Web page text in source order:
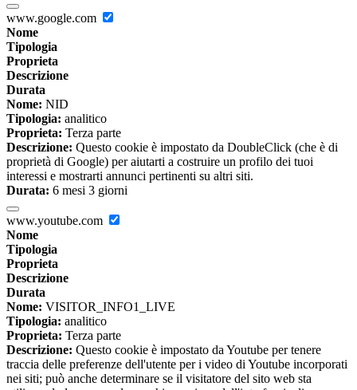
www.google.com
Nome
Tipologia
Proprieta
Descrizione
Durata
Nome: NID
Tipologia: analitico
Proprieta: Terza parte
Descrizione: Questo cookie è impostato da DoubleClick (che è di
proprietà di Google) per aiutarti a costruire un profilo dei tuoi
interessi e mostrarti annunci pertinenti su altri siti.
Durata: 6 mesi 3 giorni
www.youtube.com
Nome
Tipologia
Proprieta
Descrizione
Durata
Nome: VISITOR_INFO1_LIVE
Tipologia: analitico
Proprieta: Terza parte
Descrizione: Questo cookie è impostato da Youtube per tenere
traccia delle preferenze dell'utente per i video di Youtube incorporati
nei siti; può anche determinare se il visitatore del sito web sta